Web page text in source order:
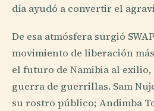
día ayudó a convertir el
De esa atmósfera surgió
movimiento de liberación
el futuro de Namibia al
guerra de guerrillas. Sam
su rostro público; Andimba